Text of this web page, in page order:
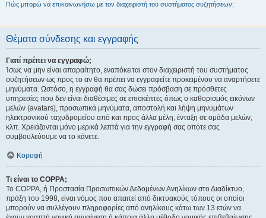
Πώς μπορώ να επικοινωνήσω με τον διαχειριστή του συστήματος συζητήσεων;
Θέματα σύνδεσης και εγγραφής
Γιατί πρέπει να εγγραφώ;
Ίσως να μην είναι απαραίτητο, εναπόκειται στον διαχειριστή του συστήματος
συζητήσεων ως προς το αν θα πρέπει να εγγραφείτε προκειμένου να αναρτήσετε
μηνύματα. Ωστόσο, η εγγραφή θα σας δώσει πρόσβαση σε πρόσθετες
υπηρεσίες που δεν είναι διαθέσιμες σε επισκέπτες όπως ο καθορισμός εικόνων
μελών (avatars), προσωπικά μηνύματα, αποστολή και λήψη μηνυμάτων
ηλεκτρονικού ταχυδρομείου από και προς άλλα μέλη, ένταξη σε ομάδα μελών,
κλπ. Χρειάζονται μόνο μερικά λεπτά για την εγγραφή σας οπότε σας
συμβουλεύουμε να το κάνετε.
Κορυφή
Τι είναι το COPPA;
Το COPPA, ή Προστασία Προσωπικών Δεδομένων Ανηλίκων στο Διαδίκτυο,
πράξη του 1998, είναι νόμος που απαιτεί από δικτυακούς τόπους οι οποίοι
μπορούν να συλλέγουν πληροφορίες από ανηλίκους κάτω των 13 ετών να